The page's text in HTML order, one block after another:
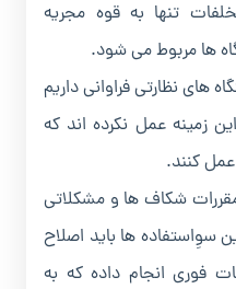
تنها به قوه مجریه
ها مربوط می شود.
های نظارتی فراوانی داریم
زمینه عمل نکرده اند که
کنند.
شکاف ها و مشکلاتی
سوِاستفاده ها باید اصلاح
فوری انجام داده که به